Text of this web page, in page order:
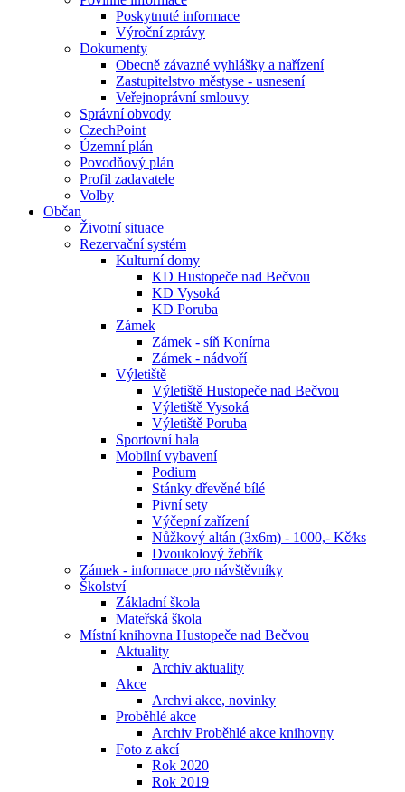
Poskytnuté informace
Výroční zprávy
Dokumenty
Obecně závazné vyhlášky a nařízení
Zastupitelstvo městyse - usnesení
Veřejnoprávní smlouvy
Správní obvody
CzechPoint
Územní plán
Povodňový plán
Profil zadavatele
Volby
Občan
Životní situace
Rezervační systém
Kulturní domy
KD Hustopeče nad Bečvou
KD Vysoká
KD Poruba
Zámek
Zámek - síň Konírna
Zámek - nádvoří
Výletiště
Výletiště Hustopeče nad Bečvou
Výletiště Vysoká
Výletiště Poruba
Sportovní hala
Mobilní vybavení
Podium
Stánky dřevěné bílé
Pivní sety
Výčepní zařízení
Nůžkový altán (3x6m) - 1000,- Kč⁄ks
Dvoukolový žebřík
Zámek - informace pro návštěvníky
Školství
Základní škola
Mateřská škola
Místní knihovna Hustopeče nad Bečvou
Aktuality
Archiv aktuality
Akce
Archvi akce, novinky
Proběhlé akce
Archiv Proběhlé akce knihovny
Foto z akcí
Rok 2020
Rok 2019